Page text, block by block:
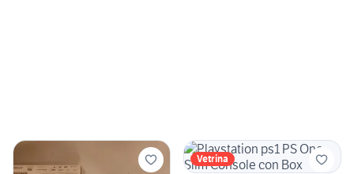
Vetrina